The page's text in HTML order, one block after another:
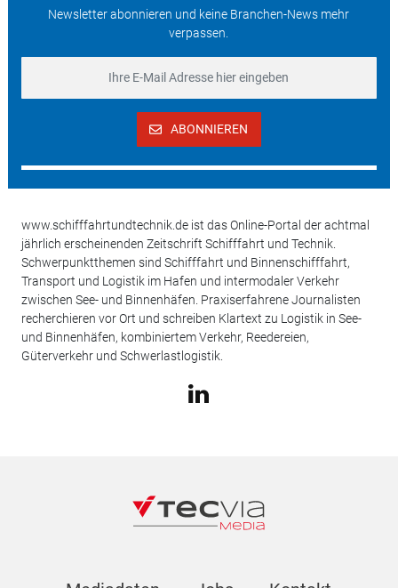
Newsletter abonnieren und keine Branchen-News mehr
verpassen.
ABONNIEREN
www.schifffahrtundtechnik.de ist das Online-Portal der achtmal
jährlich erscheinenden Zeitschrift Schifffahrt und Technik.
Schwerpunktthemen sind Schifffahrt und Binnenschifffahrt,
Transport und Logistik im Hafen und intermodaler Verkehr
zwischen See- und Binnenhäfen. Praxiserfahrene Journalisten
recherchieren vor Ort und schreiben Klartext zu Logistik in See-
und Binnenhäfen, kombiniertem Verkehr, Reedereien,
Güterverkehr und Schwerlastlogistik.